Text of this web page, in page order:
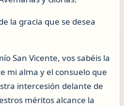
la gracia que se desea
San Vicente, vos sabéis la
mi alma y el consuelo que
intercesión delante de
méritos alcance la